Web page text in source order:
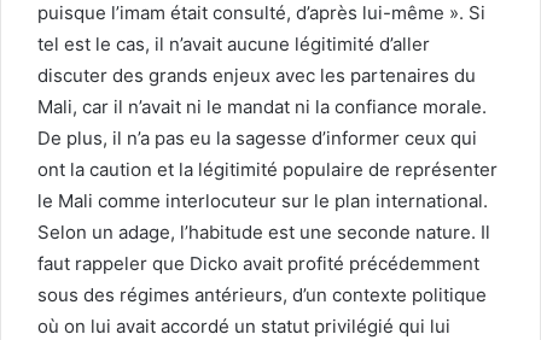
puisque l’imam était consulté, d’après lui-même ». Si
tel est le cas, il n’avait aucune légitimité d’aller
discuter des grands enjeux avec les partenaires du
Mali, car il n’avait ni le mandat ni la confiance morale.
De plus, il n’a pas eu la sagesse d’informer ceux qui
ont la caution et la légitimité populaire de représenter
le Mali comme interlocuteur sur le plan international.
Selon un adage, l’habitude est une seconde nature. Il
faut rappeler que Dicko avait profité précédemment
sous des régimes antérieurs, d’un contexte politique
où on lui avait accordé un statut privilégié qui lui